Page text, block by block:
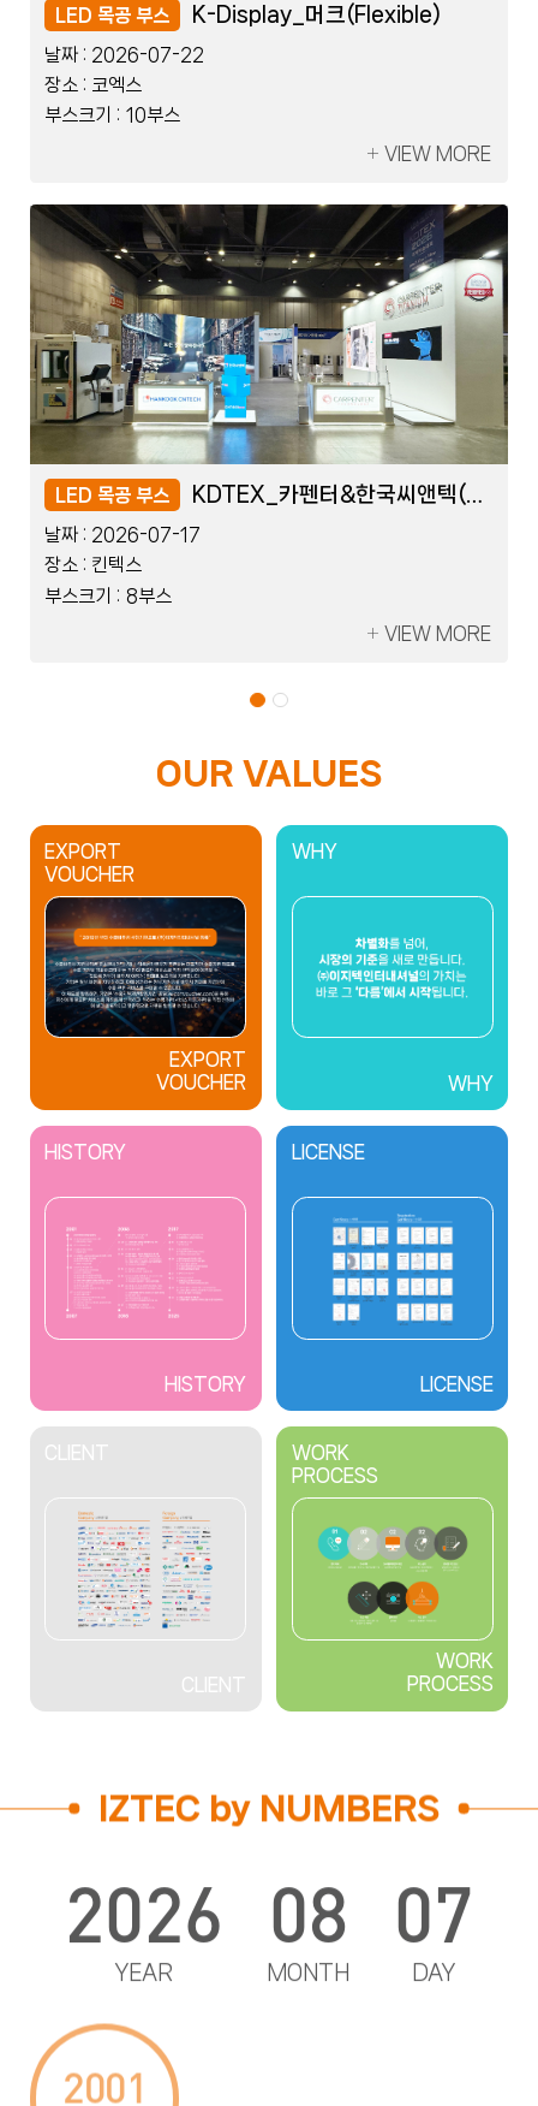
LED 블럭 부스 레이저코리아_한국제지
날짜 : 2026-07-08
장소 : 킨텍스
부스크기 : 2부스
VIEW MORE
LED 블럭 부스 레이저코리아_세움트로닉스
날짜 : 2026-07-08
장소 : 킨텍스
부스크기 : 2부스
VIEW MORE
LED 목공 부스 K-Display_머크(Flexible)
날짜 : 2026-07-22
장소 : 코엑스
부스크기 : 10부스
VIEW MORE
LED 목공 부스
날짜 : 2026-07-17
장소 : 킨텍스
부스크기 : 8부스
VIEW MORE
LED 블럭 부스 레이저코리아_한국제지
날짜 : 2026-07-08
장소 : 킨텍스
부스크기 : 2부스
VIEW MORE
LED 블럭 부스 레이저코리아_세움트로닉스
날짜 : 2026-07-08
장소 : 킨텍스
부스크기 : 2부스
VIEW MORE
LED 목공 부스 K-Display_머크(Flexible)
날짜 : 2026-07-22
장소 : 코엑스
부스크기 : 10부스
VIEW MORE
LED 목공 부스
날짜 : 2026-07-17
장소 : 킨텍스
부스크기 : 8부스
VIEW MORE
OUR VALUES
EXPORT
VOUCHER
EXPORT
VOUCHER
WHY
WHY
HISTORY
HISTORY
LICENSE
LICENSE
CLIENT
CLIENT
WORK
PROCESS
WORK
PROCESS
IZTEC by NUMBERS
2026
YEAR
08
MONTH
07
DAY
2001